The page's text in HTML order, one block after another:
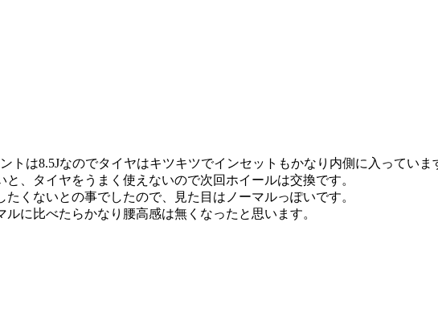
トは8.5Jなのでタイヤはキツキツでインセットもかなり内側に入っていま
、タイヤをうまく使えないので次回ホイールは交換です。
くないとの事でしたので、見た目はノーマルっぽいです。
に比べたらかなり腰高感は無くなったと思います。